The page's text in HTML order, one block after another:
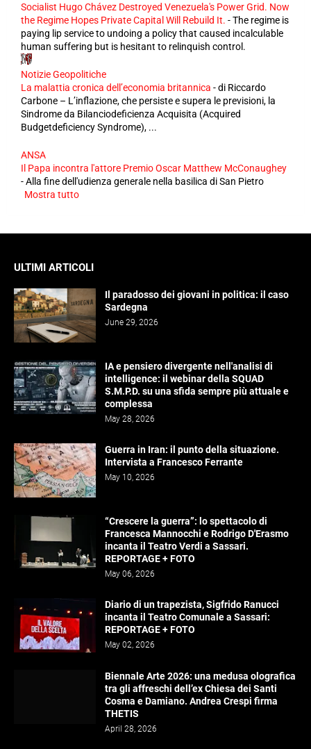
Socialist Hugo Chávez Destroyed Venezuela's Power Grid. Now
the Regime Hopes Private Capital Will Rebuild It. -The regime is
paying lip service to undoing a policy that caused incalculable
human suffering but is hesitant to relinquish control.
Notizie Geopolitiche
La malattia cronica dell’economia britannica -di Riccardo
Carbone – L’inflazione, che persiste e supera le previsioni, la
Sindrome da Bilanciodeficienza Acquisita (Acquired
Budgetdeficiency Syndrome), ...
ANSA
Il Papa incontra l'attore Premio Oscar Matthew McConaughey
-Alla fine dell'udienza generale nella basilica di San Pietro
Mostra tutto
ULTIMI ARTICOLI
Il paradosso dei giovani in politica: il caso
Sardegna
June 29, 2026
IA e pensiero divergente nell'analisi di
intelligence: il webinar della SQUAD
S.M.P.D. su una sfida sempre più attuale e
complessa
May 28, 2026
Guerra in Iran: il punto della situazione.
Intervista a Francesco Ferrante
May 10, 2026
“Crescere la guerra”: lo spettacolo di
Francesca Mannocchi e Rodrigo D'Erasmo
incanta il Teatro Verdi a Sassari.
REPORTAGE + FOTO
May 06, 2026
Diario di un trapezista, Sigfrido Ranucci
incanta il Teatro Comunale a Sassari:
REPORTAGE + FOTO
May 02, 2026
Biennale Arte 2026: una medusa olografica
tra gli affreschi dell’ex Chiesa dei Santi
Cosma e Damiano. Andrea Crespi firma
THETIS
April 28, 2026